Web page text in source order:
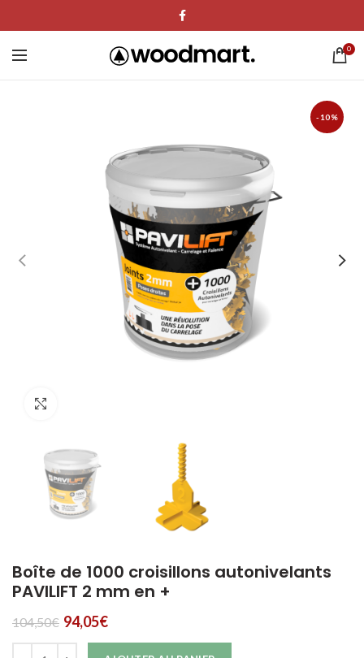
0
-10%
Boîte de 1000 croisillons autonivelants
PAVILIFT 2 mm en +
104,50€ 94,05€Le